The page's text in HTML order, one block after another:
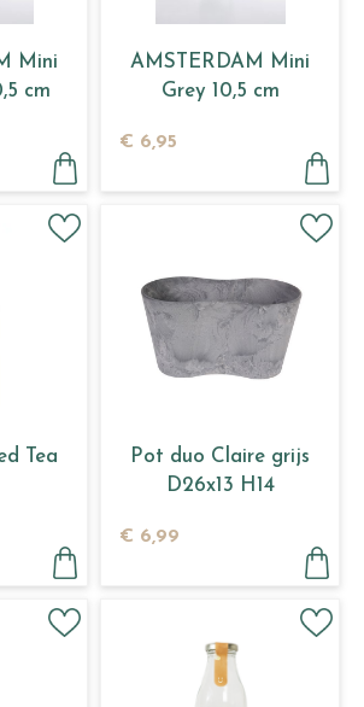
Mini
cm
AMSTERDAM Mini
Grey 10,5 cm
€ 6,95
Tea
Pot duo Claire grijs
D26x13 H14
€ 6,99